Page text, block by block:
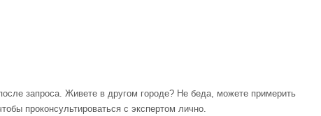
запроса. Живете в другом городе? Не беда, можете примерить
проконсультироваться с экспертом лично.